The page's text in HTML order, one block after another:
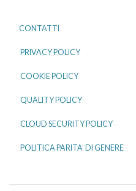
CONTATTI
PRIVACY POLICY
COOKIE POLICY
QUALITY POLICY
CLOUD SECURITY POLICY
POLITICA PARITA’ DI GENERE